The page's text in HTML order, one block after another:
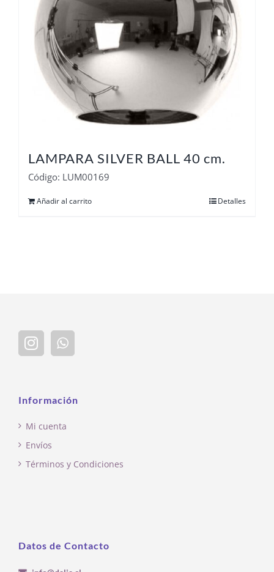
LAMPARA SILVER BALL 40 cm.
Código: LUM00169
Añadir al carrito Detalles
Información
Mi cuenta
Envíos
Términos y Condiciones
Datos de Contacto